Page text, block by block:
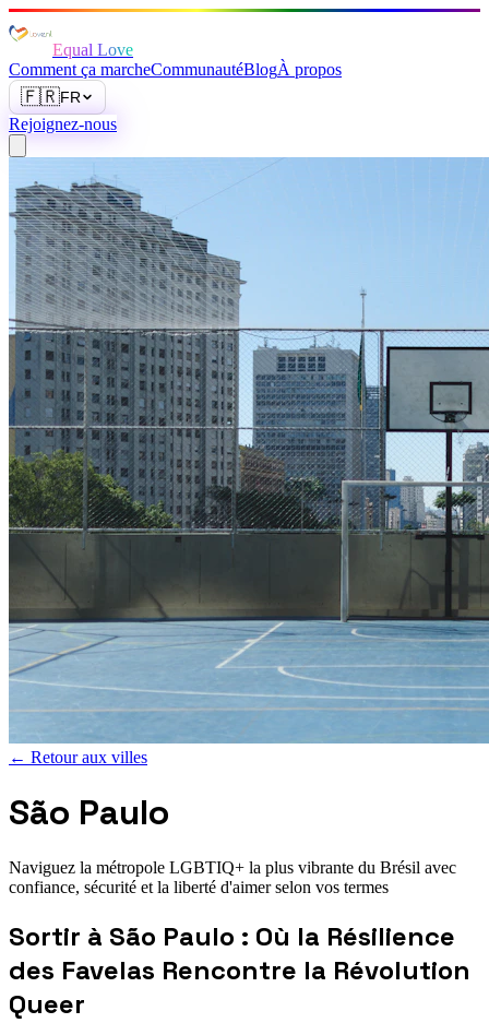
Equal Love
Comment ça marcheCommunautéBlogÀ propos
🇫🇷FR
Rejoignez-nous
← Retour aux villes
São Paulo
Naviguez la métropole LGBTIQ+ la plus vibrante du Brésil avec
confiance, sécurité et la liberté d'aimer selon vos termes
Sortir à São Paulo : Où la Résilience
des Favelas Rencontre la Révolution
Queer